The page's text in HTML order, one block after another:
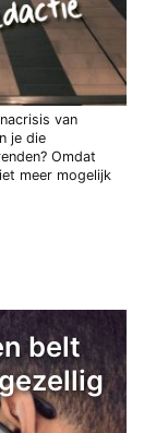
van
je die
Omdat
meer mogelijk
belt